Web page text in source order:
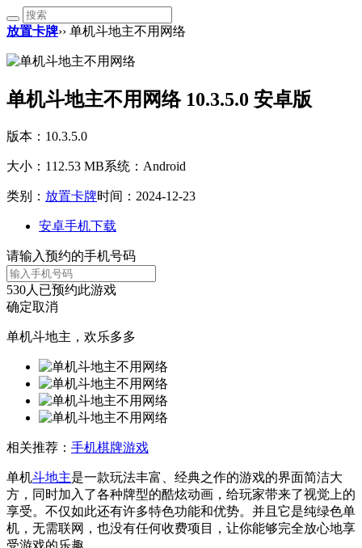
放置卡牌›› 单机斗地主不用网络
单机斗地主不用网络 10.3.5.0 安卓版
版本：10.3.5.0
大小：112.53 MB系统：Android
类别： 放置卡牌时间：2024-12-23
安卓手机下载
请输入预约的手机号码
530人已预约此游戏
确定取消
单机斗地主，欢乐多多
相关推荐： 手机棋牌游戏
单机斗地主是一款玩法丰富、经典之作的游戏的界面简洁大
方，同时加入了各种牌型的酷炫动画，给玩家带来了视觉上的
享受。不仅如此还有许多特色功能和优势。并且它是纯绿色单
机，无需联网，也没有任何收费项目，让你能够完全放心地享
受游戏的乐趣。